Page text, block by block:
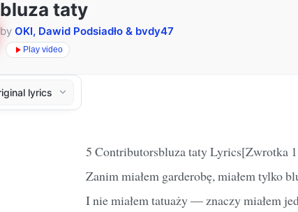
bluza taty
by OKI, Dawid Podsiadło & bvdy47
Play video
5 Contributorsbluza taty Lyrics[Zwrotka
Zanim miałem garderobę, miałem tylko
I nie miałem tatuaży — znaczy miałem